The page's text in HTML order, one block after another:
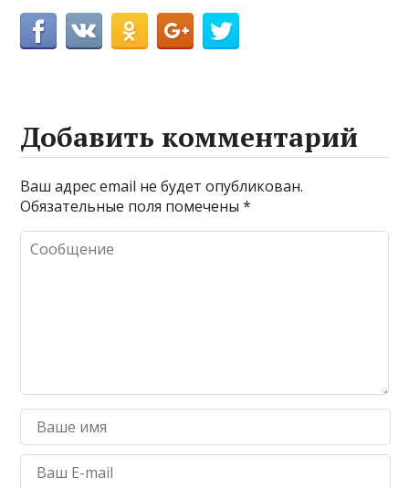
Добавить комментарий
Ваш адрес email не будет опубликован.
Обязательные поля помечены*